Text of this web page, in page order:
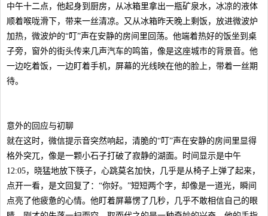
中午十二点，他起身到厨房，从冰箱里拿出一瓶矿泉水，冰凉的液体
顺着喉咙滑下，带来一丝清凉。又从冰箱昨天晚上剩饭，放进微波炉
加热，微波炉的“叮”声在安静的房间里回荡。他端着热好的饭坐到桌
子旁，窗外的街头传来几声汽车的鸣笛，像是这座城市的背景音。他
一边吃着饭，一边盯着手机，屏幕的光线映在他的脸上，带着一丝期
待。
意外的回应与初聊
就在这时，微信提示音突然响起，清脆的“叮”声在安静的房间里显得
格外突兀，像是一颗小石子打破了寂静的湖面。时间显示是中午
12:05，晓猛地放下筷子，心跳莫名加快，几乎是从椅子上弹了起来，
点开一看，是文回复了：“你好。”短短两个字，却像是一道光，瞬间
点亮了他疲惫的心情。他盯着屏幕愣了几秒，几乎不敢相信自己的眼